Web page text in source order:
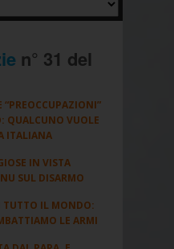
n° 31 del
QUALCUNO VUOLE
ITALIANA
IN VISTA
SUL DISARMO
TUTTO IL MONDO:
LE ARMI